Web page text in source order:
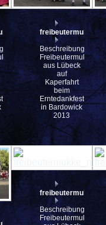
Beschreibung:
Freibeutermukke
aus Lübeck
auf
Kaperfahrt
beim
Erntedankfest
in Bardowick
2013
Beschreibung:
Freibeutermukke